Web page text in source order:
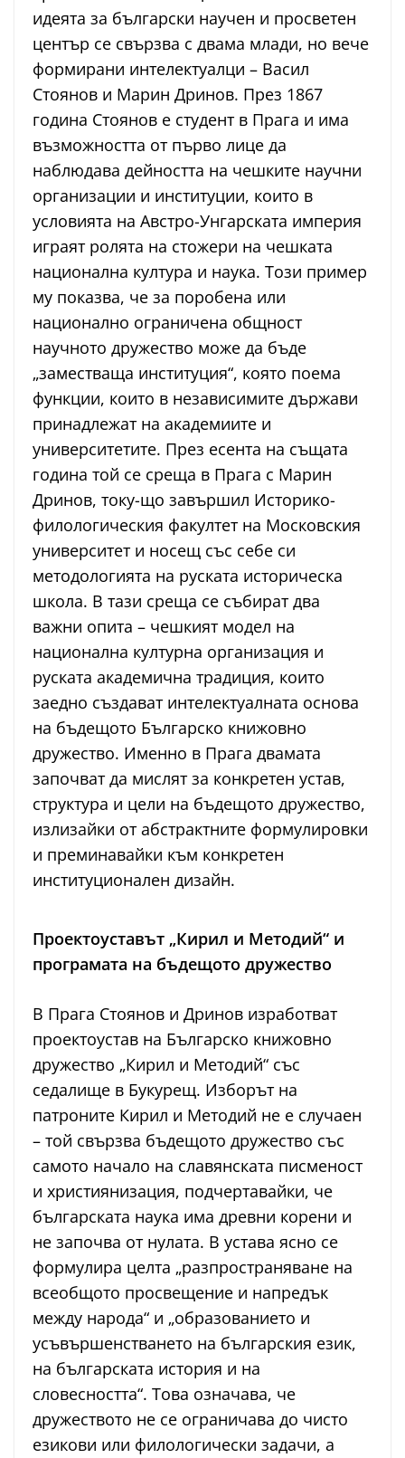
идеята за български научен и просветен
център се свързва с двама млади, но вече
формирани интелектуалци – Васил
Стоянов и Марин Дринов. През 1867
година Стоянов е студент в Прага и има
възможността от първо лице да
наблюдава дейността на чешките научни
организации и институции, които в
условията на Австро-Унгарската империя
играят ролята на стожери на чешката
национална култура и наука. Този пример
му показва, че за поробена или
национално ограничена общност
научното дружество може да бъде
„заместваща институция“, която поема
функции, които в независимите държави
принадлежат на академиите и
университетите. През есента на същата
година той се среща в Прага с Марин
Дринов, току-що завършил Историко-
филологическия факултет на Московския
университет и носещ със себе си
методологията на руската историческа
школа. В тази среща се събират два
важни опита – чешкият модел на
национална културна организация и
руската академична традиция, които
заедно създават интелектуалната основа
на бъдещото Българско книжовно
дружество. Именно в Прага двамата
започват да мислят за конкретен устав,
структура и цели на бъдещото дружество,
излизайки от абстрактните формулировки
и преминавайки към конкретен
институционален дизайн.
Проектоуставът „Кирил и Методий“ и
програмата на бъдещото дружество
В Прага Стоянов и Дринов изработват
проектоустав на Българско книжовно
дружество „Кирил и Методий“ със
седалище в Букурещ. Изборът на
патроните Кирил и Методий не е случаен
– той свързва бъдещото дружество със
самото начало на славянската писменост
и християнизация, подчертавайки, че
българската наука има древни корени и
не започва от нулата. В устава ясно се
формулира целта „разпространяване на
всеобщото просвещение и напредък
между народа“ и „образованието и
усъвършенстването на българския език,
на българската история и на
словесността“. Това означава, че
дружеството не се ограничава до чисто
езикови или филологически задачи, а